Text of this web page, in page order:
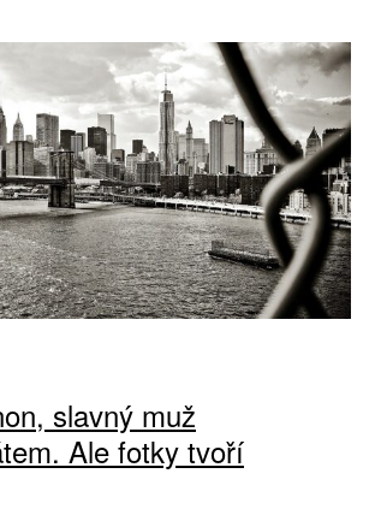
slavný muž
Ale fotky tvoří